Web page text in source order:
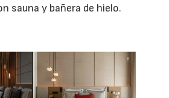
sauna y bañera de hielo.